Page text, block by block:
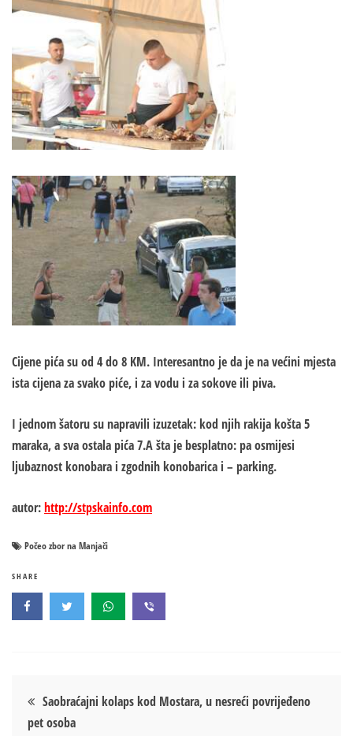
Cijene pića su od 4 do 8 KM. Interesantno je da je na većini mjesta
ista cijena za svako piće, i za vodu i za sokove ili piva.
I jednom šatoru su napravili izuzetak: kod njih rakija košta 5
maraka, a sva ostala pića 7.A šta je besplatno: pa osmijesi
ljubaznost konobara i zgodnih konobarica i – parking.
autor:http://stpskainfo.com
Počeo zbor na Manjači
SHARE
Кретање
Saobraćajni kolaps kod Mostara, u nesreći povrijeđeno
pet osoba